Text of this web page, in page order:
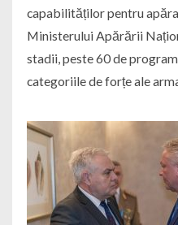
capabilităților pentru
Ministerului Apărării
stadii, peste 60 de
categoriile de forțe ale